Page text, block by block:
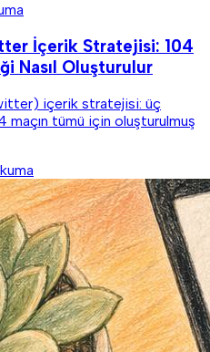
İçerik Stratejisi: 104
Nasıl Oluşturulur
içerik stratejisi: üç
tümü için oluşturulmuş